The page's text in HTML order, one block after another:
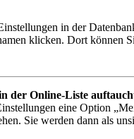
in der
klicken. Dort können
der Online-Liste
eine Option
Sie werden dann als